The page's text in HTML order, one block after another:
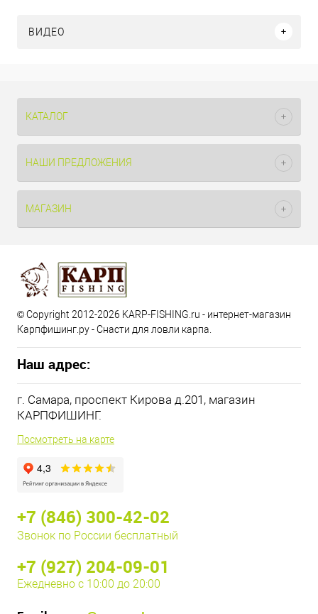
ВИДЕО
КАТАЛОГ
НАШИ ПРЕДЛОЖЕНИЯ
МАГАЗИН
© Copyright 2012-2026 KARP-FISHING.ru - интернет-магазин
Карпфишинг.ру - Снасти для ловли карпа.
Наш адрес:
г. Самара, проспект Кирова д.201, магазин
КАРПФИШИНГ.
Посмотреть на карте
+7 (846) 300-42-02
Звонок по России бесплатный
+7 (927) 204-09-01
Ежедневно с 10:00 до 20:00